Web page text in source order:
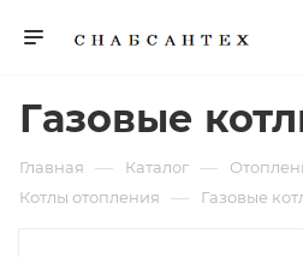
Газовые
Главная — Каталог —
Котлы отопления — Газовые